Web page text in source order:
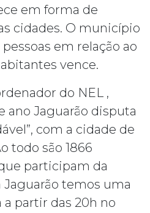
em forma de
cidades. O município
em relação ao
vence.
do NEL ,
ano Jaguarão disputa
com a cidade de
todo são 1866
participam da
Jaguarão temos uma
partir das 20h no